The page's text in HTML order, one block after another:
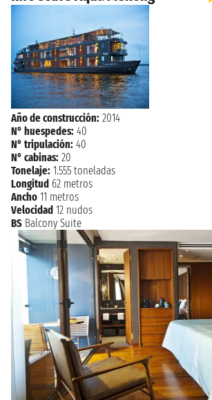
viernes, 24 de abril de 2026
Año de construcción: 2014
N° huespedes: 40
N° tripulación: 40
N° cabinas: 20
Tonelaje: 1.555 toneladas
Longitud 62 metros
Ancho 11 metros
Velocidad 12 nudos
BS Balcony Suite